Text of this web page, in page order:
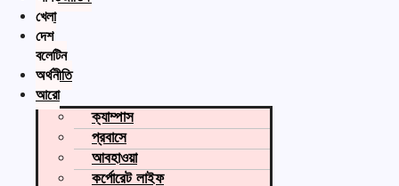
খেলা
দেশ
বুলেটিন
অর্থনীতি
আরো
ক্যাম্পাস
প্রবাসে
আবহাওয়া
কর্পোরেট লাইফ